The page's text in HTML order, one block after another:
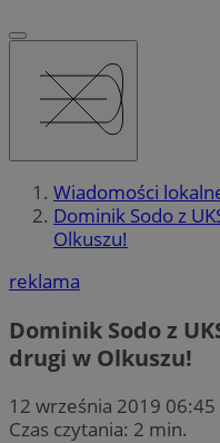
Wiadomości
Dominik Sodo z
Olkuszu!
reklama
Dominik Sodo z
drugi w Olkuszu!
12 września 2019 06:45
Czas czytania: 2 min.